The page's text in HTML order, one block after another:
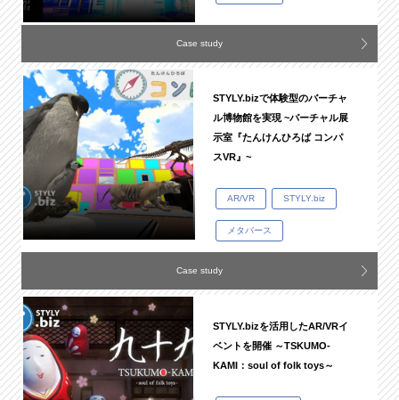
Case study
Case study
STYLY.bizで体験型のバーチャ
ル博物館を実現 ~バーチャル展
示室『たんけんひろば コンパ
スVR』~
AR/VR STYLY.biz
メタバース
STYLY.bizを活用したAR/VRイ
ベントを開催 ～TSKUMO-
KAMI：soul of folk toys～